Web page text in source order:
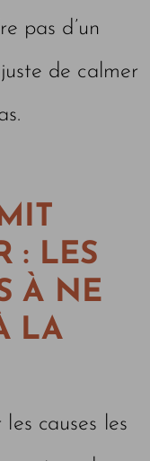
pas d’un
de calmer
: LES
À NE
LA
causes les